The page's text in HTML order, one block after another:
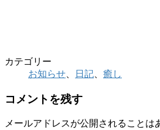
カテゴリー
お知らせ
日記 癒し
コメントを残す
メールアドレスが公開されることは